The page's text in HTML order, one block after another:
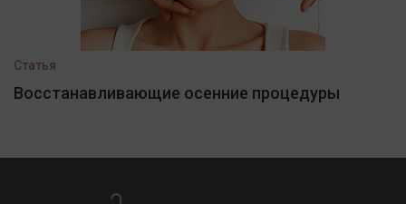
Статья
Восстанавливающие осенние процедуры